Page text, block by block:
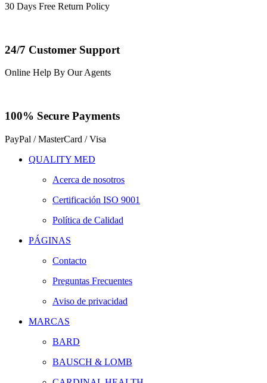
30 Days Free Return Policy
24/7 Customer Support
Online Help By Our Agents
100% Secure Payments
PayPal / MasterCard / Visa
QUALITY MED
Acerca de nosotros
Certificación ISO 9001
Política de Calidad
PÁGINAS
Contacto
Preguntas Frecuentes
Aviso de privacidad
MARCAS
BARD
BAUSCH & LOMB